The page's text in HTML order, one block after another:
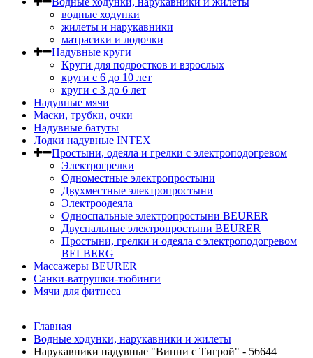
водные ходунки
жилеты и нарукавники
матрасики и лодочки
Надувные круги
Круги для подростков и взрослых
круги с 6 до 10 лет
круги c 3 до 6 лет
Надувные мячи
Маски, трубки, очки
Надувные батуты
Лодки надувные INTEX
Простыни, одеяла и грелки с электроподогревом
Электрогрелки
Одноместные электропростыни
Двухместные электропростыни
Электроодеяла
Односпальные электропростыни BEURER
Двуспальные электропростыни BEURER
Простыни, грелки и одеяла с электроподогревом
BELBERG
Массажеры BEURER
Санки-ватрушки-тюбинги
Мячи для фитнеса
Главная
Водные ходунки, нарукавники и жилеты
Нарукавники надувные "Винни с Тигрой" - 56644